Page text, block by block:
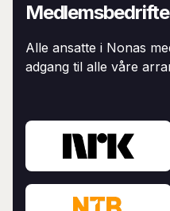
Alle ansatte i Nonas
adgang til alle våre